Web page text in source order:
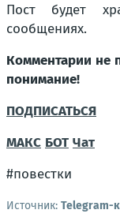
Пост будет
сообщениях.
Комментарии не
понимание!
ПОДПИСАТЬСЯ
МАКС БОТ Чат
#повестки
Источник: Telegram-